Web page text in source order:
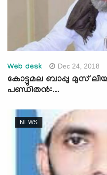
Web desk Dec 24, 2018
കോട്ടുമല ബാപ്പു മുസ്
പണ്ഡിതന്‍:...
NEWS